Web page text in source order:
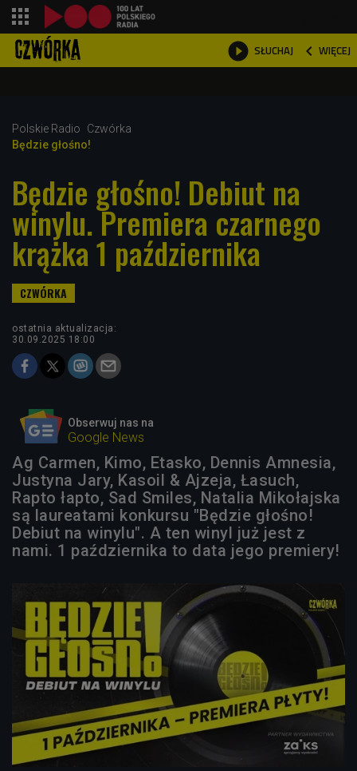
 SŁUCHAJ  WIĘCEJ

Polskie Radio
Czwórka
Będzie głośno!
Będzie głośno! Debiut na
winylu. Premiera czarnego
krążka 1 października
ostatnia aktualizacja:
30.09.2025 18:00
Obserwuj nas na
Google News
Ag Carmen, Kimo, Etasko, Dennis Amnesia,
Justyna Jary, Kasoil & Ajzeja, Łasuch,
Rapto łapto, Sad Smiles, Natalia Mikołajska
są laureatami konkursu "Będzie głośno!
Debiut na winylu". A ten winyl już jest z
nami. 1 października to data jego premiery!